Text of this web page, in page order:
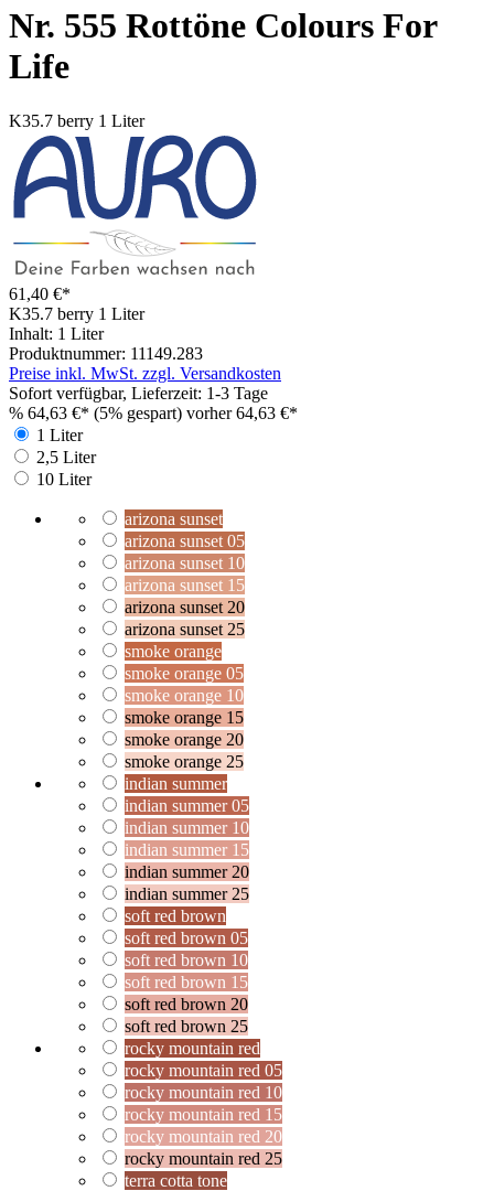
Nr. 555 Rottöne Colours For
Life
K35.7 berry 1 Liter
61,40 €*
K35.7 berry 1 Liter
Inhalt: 1 Liter
Produktnummer: 11149.283
Preise inkl. MwSt. zzgl. Versandkosten
Sofort verfügbar, Lieferzeit: 1-3 Tage
% 64,63 €* (5% gespart) vorher 64,63 €*
1 Liter
2,5 Liter
10 Liter
arizona sunset
arizona sunset 05
arizona sunset 10
arizona sunset 15
arizona sunset 20
arizona sunset 25
smoke orange
smoke orange 05
smoke orange 10
smoke orange 15
smoke orange 20
smoke orange 25
indian summer
indian summer 05
indian summer 10
indian summer 15
indian summer 20
indian summer 25
soft red brown
soft red brown 05
soft red brown 10
soft red brown 15
soft red brown 20
soft red brown 25
rocky mountain red
rocky mountain red 05
rocky mountain red 10
rocky mountain red 15
rocky mountain red 20
rocky mountain red 25
terra cotta tone